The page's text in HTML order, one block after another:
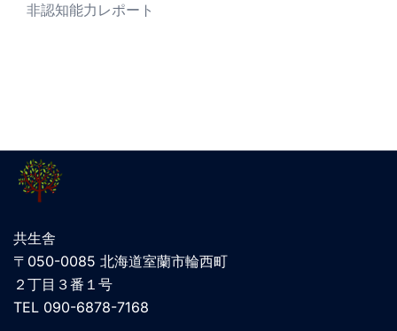
非認知能力レポート
共生舎
〒050-0085 北海道室蘭市輪西町
２丁目３番１号
TEL 090-6878-7168